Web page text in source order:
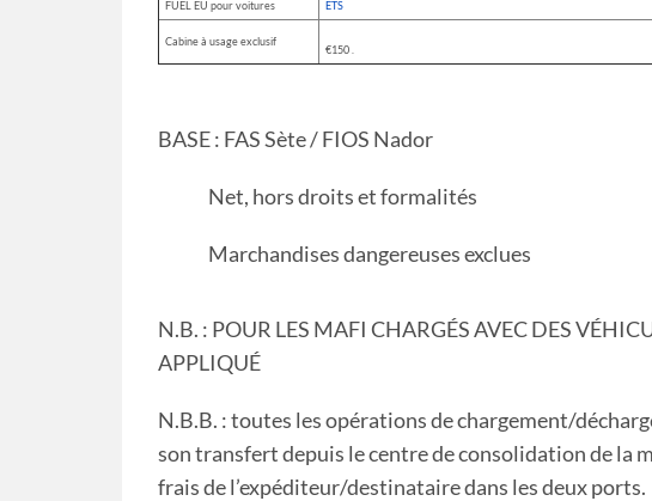
FUEL EU pour voitures ETS
Cabine à usage exclusif
€150 .
BASE : FAS Sète / FIOS Nador
Net, hors droits et formalités
Marchandises dangereuses exclues
N.B. : POUR LES MAFI CHARGÉS AVEC DES
APPLIQUÉ
N.B.B. : toutes les opérations de chargement/
son transfert depuis le centre de consolidation de la
frais de l’expéditeur/destinataire dans les deux ports.